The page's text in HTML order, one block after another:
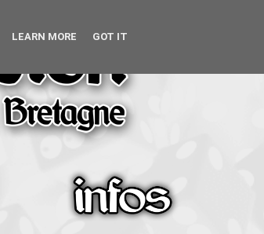
LEARN MORE GOT IT